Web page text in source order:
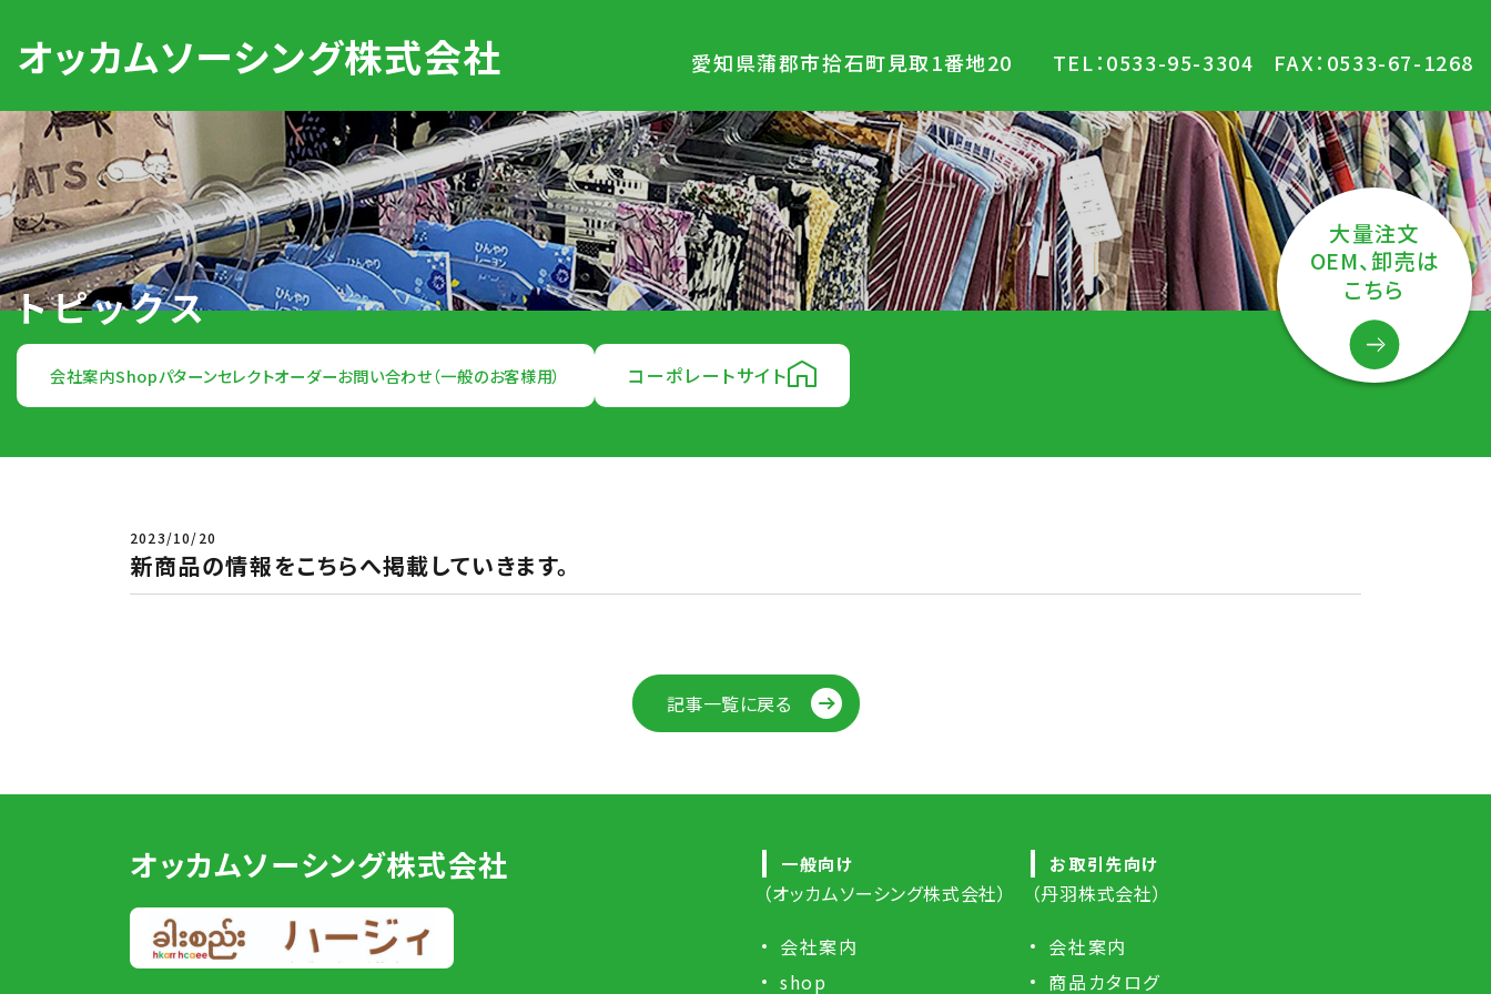
オッカムソーシング株式会社 愛知県蒲郡市拾石町見取1番地20 TEL：0533-95-3304 FAX：0533-67-1268
トピックス
大量注文
OEM、卸売は
こちら
会社案内Shopパターンセレクトオーダーお問い合わせ（一般のお客様用） コーポレートサイト
2023/10/20
新商品の情報をこちらへ掲載していきます。
記事一覧に戻る
オッカムソーシング株式会社 一般向け
（オッカムソーシング株式会社）
会社案内
shop
お取引先向け
（丹羽株式会社）
会社案内
商品カタログ